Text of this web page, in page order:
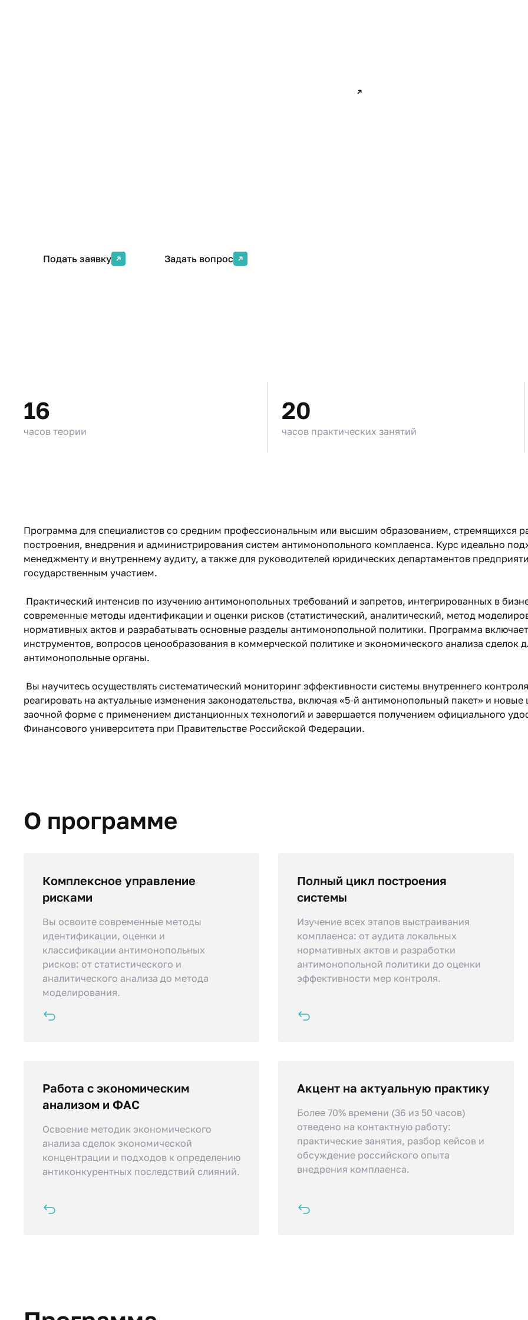
Подать заявку Задать вопрос
16
часов теории
20
часов практических занятий
Программа для специалистов со средним профессиональным или высшим образованием, стремящихся
построения, внедрения и администрирования систем антимонопольного комплаенса. Курс идеально
менеджменту и внутреннему аудиту, а также для руководителей юридических департаментов
государственным участием.
Практический интенсив по изучению антимонопольных требований и запретов, интегрированных в
современные методы идентификации и оценки рисков (статистический, аналитический, метод
нормативных актов и разрабатывать основные разделы антимонопольной политики. Программа
инструментов, вопросов ценообразования в коммерческой политике и экономического анализа сделок
антимонопольные органы.
Вы научитесь осуществлять систематический мониторинг эффективности системы внутреннего
реагировать на актуальные изменения законодательства, включая «5-й антимонопольный пакет» и
заочной форме с применением дистанционных технологий и завершается получением официального
Финансового университета при Правительстве Российской Федерации.
О программе
Комплексное управление
рисками
Вы освоите современные методы
идентификации, оценки и
классификации антимонопольных
рисков: от статистического и
аналитического анализа до метода
моделирования.
Вы научитесь работать с комплаенс-
документацией, формировать реестры
для эффективного контроля в
Полный цикл построения
системы
Изучение всех этапов выстраивания
комплаенса: от аудита локальных
нормативных актов и разработки
антимонопольной политики до оценки
эффективности мер контроля.
Вы сможете самостоятельно
разрабатывать основные разделы
включая требования к порядку оценки
рисков и снижению вероятности
нарушений.
Работа с экономическим
анализом и ФАС
Освоение методик экономического
анализа сделок экономической
концентрации и подходов к определению
антиконкурентных последствий слияний.
Вы получите практические навыки
подготовки ходатайств и уведомлений в
корректное заполнение всех схем и
Акцент на актуальную практику
Более 70% времени (36 из 50 часов)
отведено на контактную работу:
практические занятия, разбор кейсов и
обсуждение российского опыта
внедрения комплаенса.
Программа включает подробный обзор
новейших изменений законодательства
2024 года, включая увеличение штрафов
за картели.